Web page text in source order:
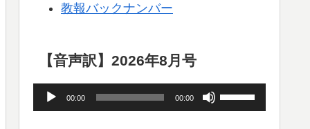
教報バックナンバー
【音声訳】2026年8月号
声
00:00 00:00
ボ
リ